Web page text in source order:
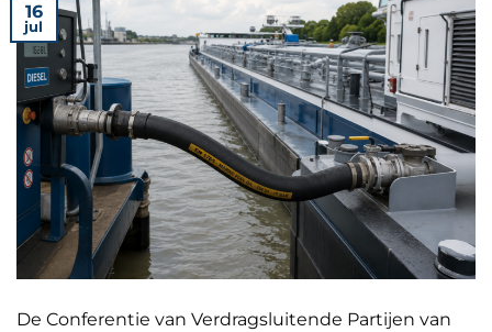
16
jul
De Conferentie van Verdragsluitende Partijen van